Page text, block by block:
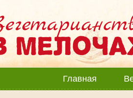
Главная